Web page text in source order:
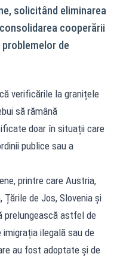
solicitând eliminarea
cooperării
de
verificările la granițele
să rămână
doar în situații care
publice sau a
printre care Austria,
Țările de Jos, Slovenia și
prelungească astfel de
ilegală sau de
au fost adoptate și de